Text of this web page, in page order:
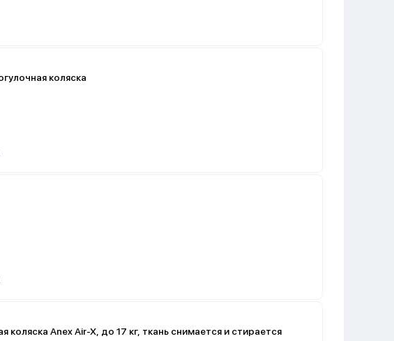
коляска
коляска Anex Air-X, до 17 кг, ткань снимается и стирается